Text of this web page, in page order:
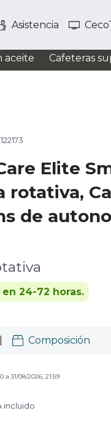
Asistencia
aceite Cafeteras
Elite
rotativa,
de
en 24-72 horas.
Composición
a 31/08/2026, 21:59
incluido